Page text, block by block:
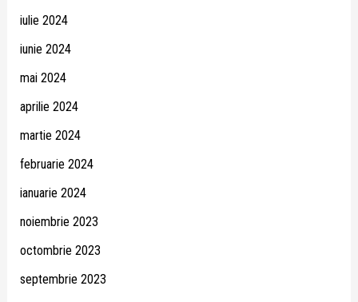
iulie 2024
iunie 2024
mai 2024
aprilie 2024
martie 2024
februarie 2024
ianuarie 2024
noiembrie 2023
octombrie 2023
septembrie 2023